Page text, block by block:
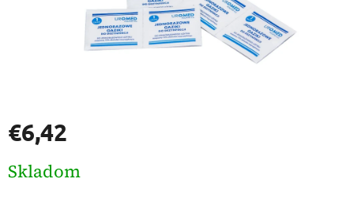
€6,42
cena:
Skladom